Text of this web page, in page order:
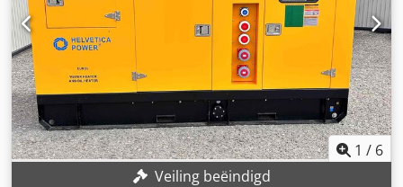
Brandstofverbruik bij 100% belasting: ≤ 205 g/kWh
Dieselmotor Fabrikant: Yunnei Euro5 Nominaal vermogen:
103 kW Motormodel: DEF47CZKA5 Aantal cilinders: 4
Cilinderdiameter x slag: 110 x 124 mm Cilinderinhoud: 4,7 l
Startsysteem: 24 V DC elektrische start Koeling:
watergekoeld Overlastcapaciteit: 110 %
Compressieverhouding: 17,2 ± 1 : 1 Toerental: 1.500 tpm
Generator Fabrikant: HELVETICA POWER Model: HP274C
Nominaal vermogen: 80 kW / 100 kVA Spanning: 230 V / 400
1 / 6
Veiling beëindigd